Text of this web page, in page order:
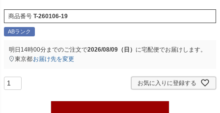
商品番号 T-260106-19
ABランク
明日 14時00分までのご注文で2026/08/09（日） に宅配便でお届けします。
東京都お届け先を変更
お気に入りに登録する